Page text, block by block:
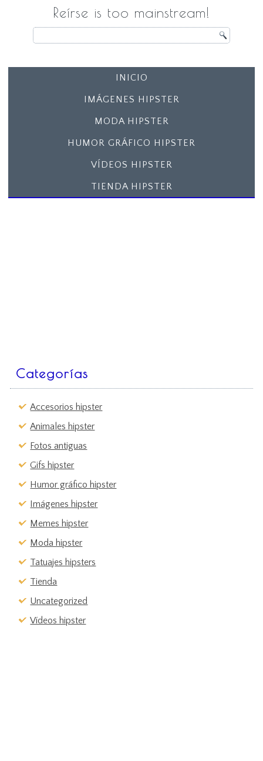
Reírse is too mainstream!
INICIO
IMÁGENES HIPSTER
MODA HIPSTER
HUMOR GRÁFICO HIPSTER
VÍDEOS HIPSTER
TIENDA HIPSTER
Categorías
Accesorios hipster
Animales hipster
Fotos antiguas
Gifs hipster
Humor gráfico hipster
Imágenes hipster
Memes hipster
Moda hipster
Tatuajes hipsters
Tienda
Uncategorized
Vídeos hipster